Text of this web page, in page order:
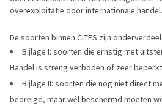
overexploitatie door internationale handel.
De soorten binnen CITES zijn
Bijlage I: soorten die ernstig met
Handel is streng verboden of zeer
Bijlage II: soorten die nog niet direct
bedreigd, maar wél beschermd moeten